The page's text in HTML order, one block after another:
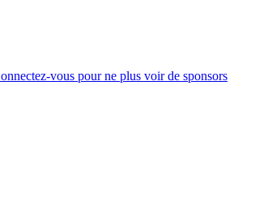
vous pour ne plus voir de sponsors